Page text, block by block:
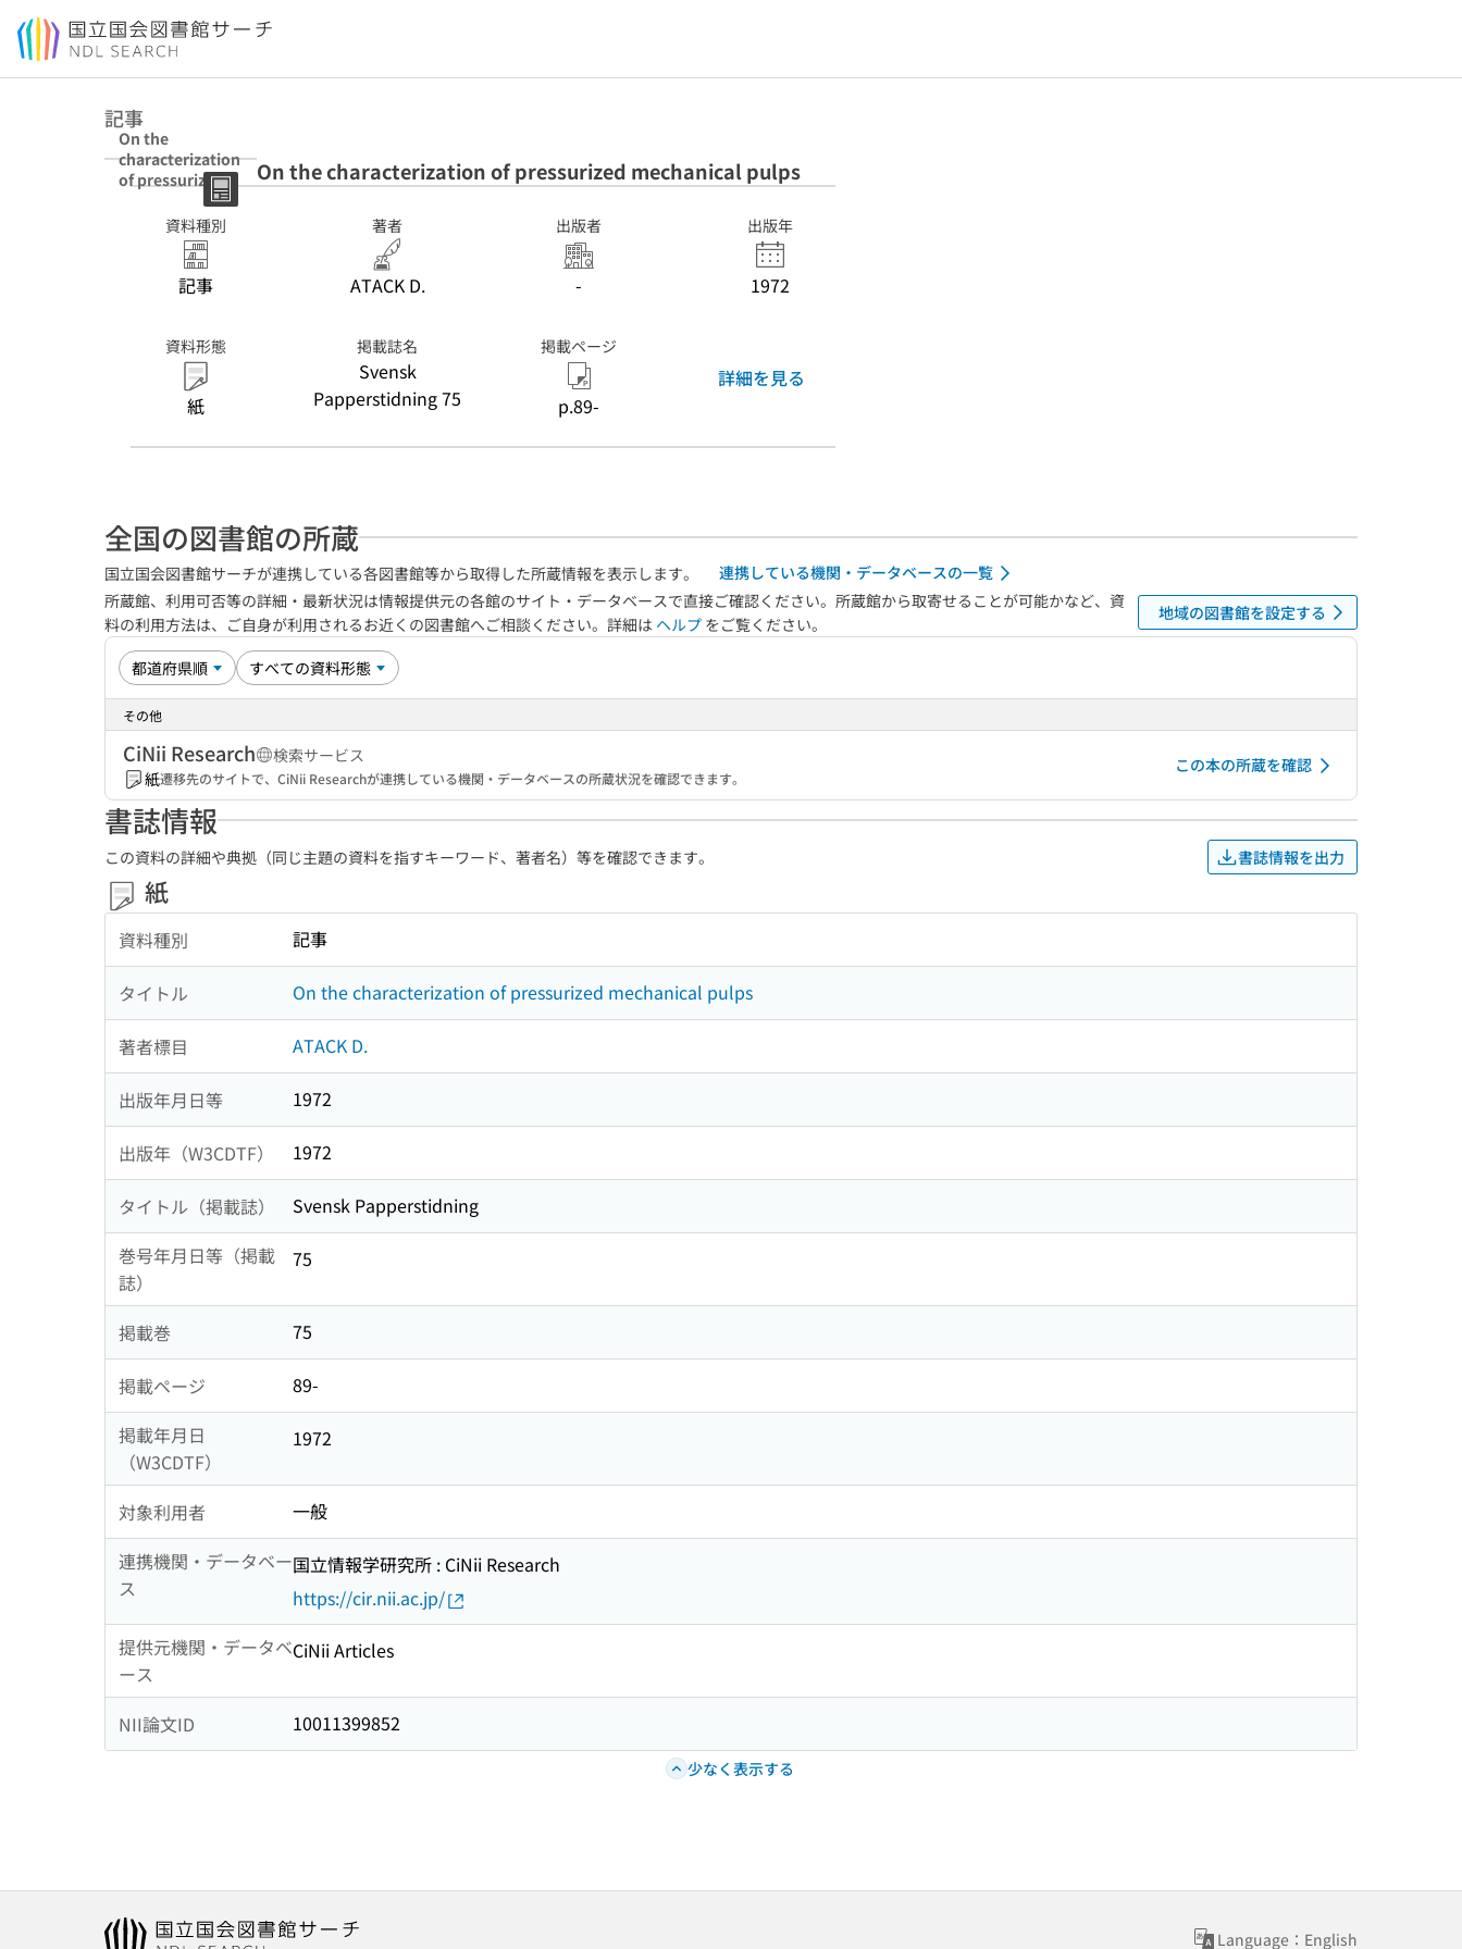
本文へ移動
記事
On the
characterization
of pressurized
On the characterization of pressurized mechanical pulps
資料種別
記事
著者
ATACK D.
出版者
-
出版年
1972
資料形態
紙
掲載誌名
Svensk
Papperstidning 75
掲載ページ
p.89-
詳細を見る
全国の図書館の所蔵
国立国会図書館サーチが連携している各図書館等から取得した所蔵情報を表示します。
連携している機関・データベースの一覧
所蔵館、利用可否等の詳細・最新状況は情報提供元の各館のサイト・データベースで直接ご確認ください。所蔵館から取寄せることが可能かなど、資
料の利用方法は、ご自身が利用されるお近くの図書館へご相談ください。詳細は ヘルプ をご覧ください。
地域の図書館を設定する
その他
CiNii Research
検索サービス
紙遷移先のサイトで、CiNii Researchが連携している機関・データベースの所蔵状況を確認できます。
この本の所蔵を確認
書誌情報
この資料の詳細や典拠（同じ主題の資料を指すキーワード、著者名）等を確認できます。 書誌情報を出力
紙
資料種別 記事
タイトル On the characterization of pressurized mechanical pulps
著者標目 ATACK D.
出版年月日等 1972
出版年（W3CDTF） 1972
タイトル（掲載誌）
Svensk Papperstidning
巻号年月日等（掲載
誌）
75
掲載巻 75
掲載ページ
89-
掲載年月日
（W3CDTF）
1972
対象利用者
一般
連携機関・データベー
ス
国立情報学研究所 : CiNii Research
https://cir.nii.ac.jp/
提供元機関・データベ
ース
CiNii Articles
NII論文ID 10011399852
少なく表示する
Language：English